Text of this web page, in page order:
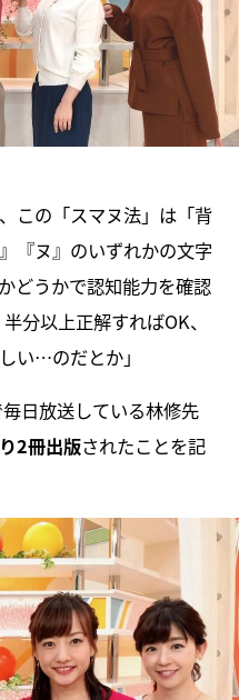
この「スマヌ法」は「背
『ヌ』のいずれかの文字
どうかで認知能力を確認
分以上正解すればOK、
い…のだとか」
日放送している林修先
2冊出版されたことを記